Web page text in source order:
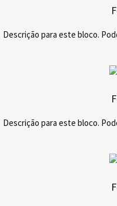
Descrição para este bloco.
Descrição para este bloco.